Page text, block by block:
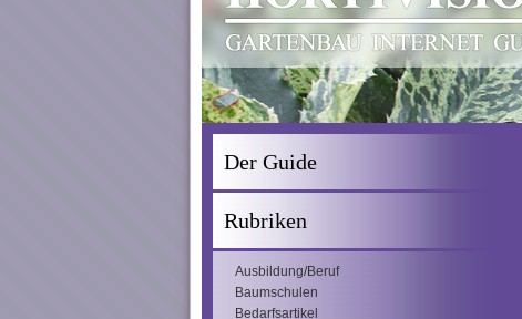
Der Guide
Rubriken
Ausbildung/Beruf
Baumschulen
Bedarfsartikel